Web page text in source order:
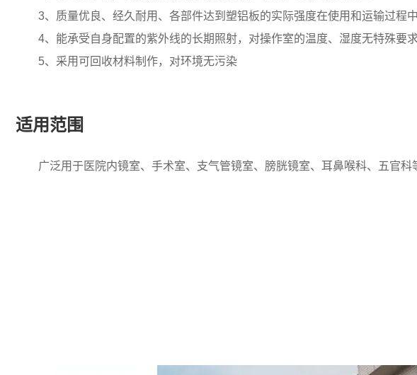
3、质量优良、经久耐用、各部件达到塑铝板的实际强度在使用和运输过程
4、能承受自身配置的紫外线的长期照射，对操作室的温度、湿度无特殊要求
5、采用可回收材料制作，对环境无污染
适用范围
广泛用于医院内镜室、手术室、支气管镜室、膀胱镜室、耳鼻喉科、五官科